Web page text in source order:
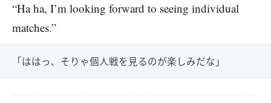
“Ha ha, I’m looking forward to seeing individual
matches.”
「ははっ、そりゃ個人戦を見るのが楽しみだな」